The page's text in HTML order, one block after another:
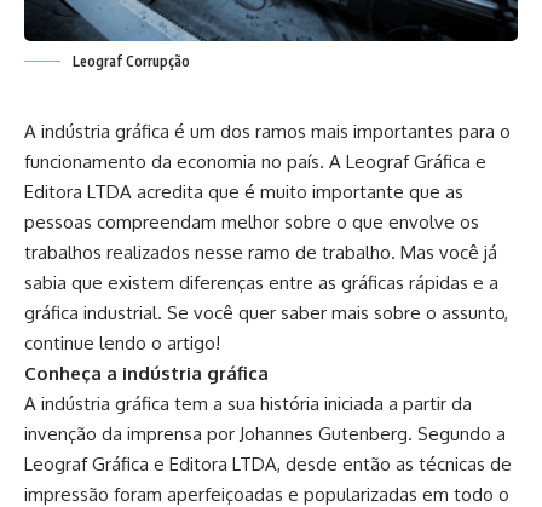
Leograf Corrupção
A indústria gráfica é um dos ramos mais importantes para o
funcionamento da economia no país. A Leograf Gráfica e
Editora LTDA acredita que é muito importante que as
pessoas compreendam melhor sobre o que envolve os
trabalhos realizados nesse ramo de trabalho. Mas você já
sabia que existem diferenças entre as gráficas rápidas e a
gráfica industrial. Se você quer saber mais sobre o assunto,
continue lendo o artigo!
Conheça a indústria gráfica
A indústria gráfica tem a sua história iniciada a partir da
invenção da imprensa por Johannes Gutenberg. Segundo a
Leograf Gráfica e Editora LTDA, desde então as técnicas de
impressão foram aperfeiçoadas e popularizadas em todo o